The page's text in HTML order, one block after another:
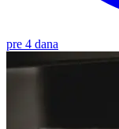
pre 4 dana